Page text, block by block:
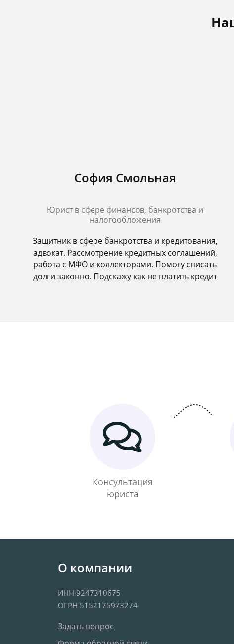
София Смольная
Юрист в сфере финансов, банкротства и
налогообложения
Защитник в сфере банкротства и кредитования,
адвокат. Рассмотрение кредитных соглашений,
работа с МФО и коллекторами. Помогу списать
долги законно. Подскажу как не платить кредит
Консультация
юриста
О компании
ИНН 9247310675
ОГРН 5152175973274
Задать вопрос